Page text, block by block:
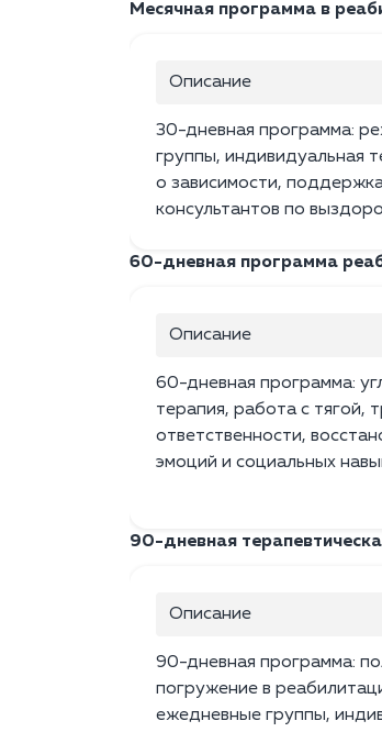
Месячная программа в
Описание
30-дневная программа:
группы, индивидуальная
о зависимости,
консультантов по
60-дневная программа
Описание
60-дневная программа:
терапия, работа с тягой,
ответственности,
эмоций и социальных
90-дневная
Описание
90-дневная программа:
погружение в
ежедневные группы,